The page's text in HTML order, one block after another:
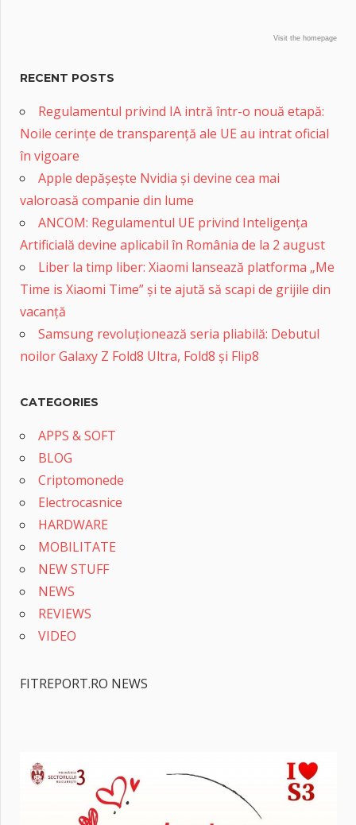
Visit the homepage
RECENT POSTS
Regulamentul privind IA intră într-o nouă etapă:
Noile cerințe de transparență ale UE au intrat oficial
în vigoare
Apple depășește Nvidia și devine cea mai
valoroasă companie din lume
ANCOM: Regulamentul UE privind Inteligența
Artificială devine aplicabil în România de la 2 august
Liber la timp liber: Xiaomi lansează platforma „Me
Time is Xiaomi Time” și te ajută să scapi de grijile din
vacanță
Samsung revoluționează seria pliabilă: Debutul
noilor Galaxy Z Fold8 Ultra, Fold8 și Flip8
CATEGORIES
APPS & SOFT
BLOG
Criptomonede
Electrocasnice
HARDWARE
MOBILITATE
NEW STUFF
NEWS
REVIEWS
VIDEO
FITREPORT.RO NEWS